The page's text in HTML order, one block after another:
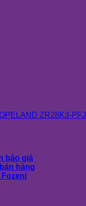
ZR28K3-PFJ
báo giá
hàng